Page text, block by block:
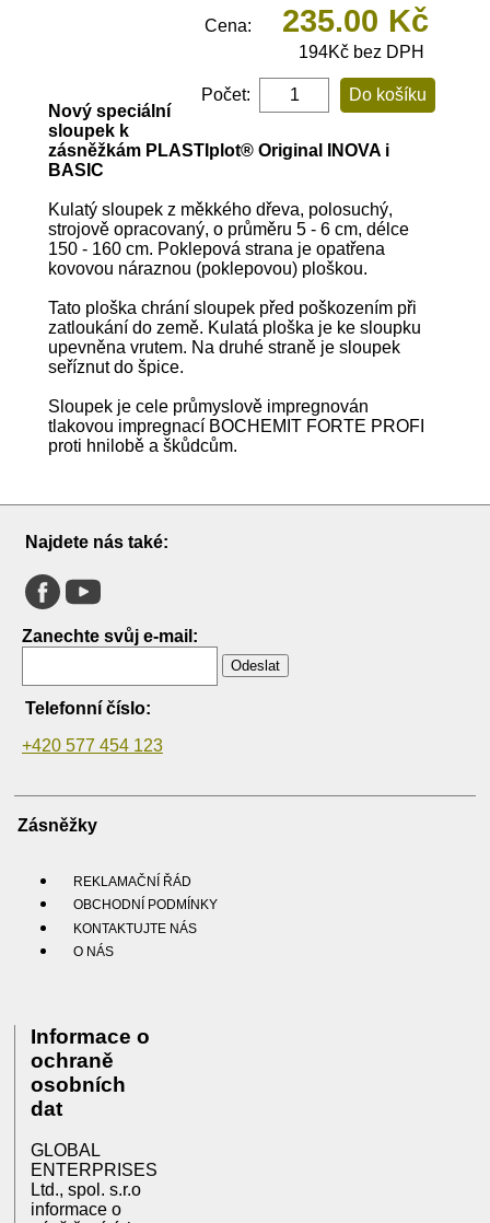
Cena: 235.00 Kč
194Kč bez DPH
Počet:
Nový speciální
sloupek k
zásněžkám PLASTIplot® Original INOVA i
BASIC
Kulatý sloupek z měkkého dřeva, polosuchý,
strojově opracovaný, o průměru 5 - 6 cm, délce
150 - 160 cm. Poklepová strana je opatřena
kovovou náraznou (poklepovou) ploškou.
Tato ploška chrání sloupek před poškozením při
zatloukání do země. Kulatá ploška je ke sloupku
upevněna vrutem. Na druhé straně je sloupek
seříznut do špice.
Sloupek je cele průmyslově impregnován
tlakovou impregnací BOCHEMIT FORTE PROFI
proti hnilobě a škůdcům.
Najdete nás také:
Zanechte svůj e-mail:
Odeslat
Telefonní číslo:
+420 577 454 123
Zásněžky
REKLAMAČNÍ ŘÁD
OBCHODNÍ PODMÍNKY
KONTAKTUJTE NÁS
O NÁS
Informace o
ochraně
osobních
dat
GLOBAL
ENTERPRISES
Ltd., spol. s.r.o
informace o